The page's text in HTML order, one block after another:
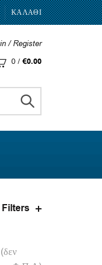
ΚΑΛΑΘΙ
/ Register
0 / €0.00
Filters
(δεν